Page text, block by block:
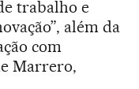
trabalho e
além da
com
Marrero,